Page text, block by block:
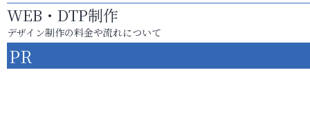
WEB・DTP制作
デザイン制作の料金や流れについて
PR